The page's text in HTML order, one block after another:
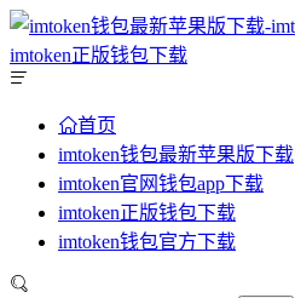
首页
imtoken钱包最新苹果版下载
imtoken官网钱包app下载
imtoken正版钱包下载
imtoken钱包官方下载